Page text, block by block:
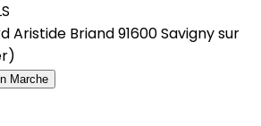
Aristide Briand 91600 Savigny sur
Marche